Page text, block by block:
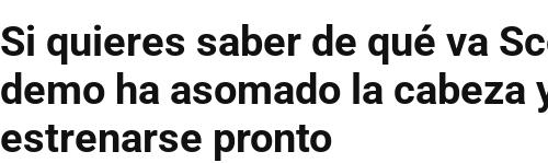
Si quieres saber de qué va
demo ha asomado la cabeza
estrenarse pronto